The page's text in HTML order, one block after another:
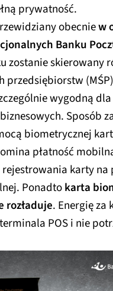
prywatność.
obecniew
Banku
zostanie skierowany
przedsiębiorstw
wygodną dla
Sposób
biometrycznej
płatność
karty na
Ponadtokarta
rozładuje. Energię za
POS i nie